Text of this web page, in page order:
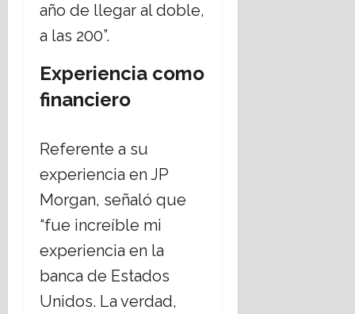
año de llegar al doble,
a las 200”.
Experiencia como
financiero
Referente a su
experiencia en JP
Morgan, señaló que
“fue increíble mi
experiencia en la
banca de Estados
Unidos. La verdad,